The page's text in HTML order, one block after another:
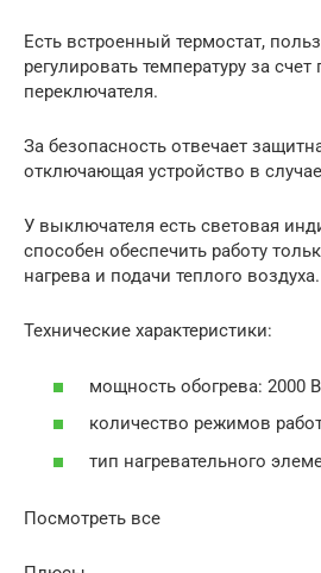
Есть встроенный термостат,
регулировать температуру за
переключателя.
За безопасность отвечает
отключающая устройство в
У выключателя есть световая
способен обеспечить работу
нагрева и подачи теплого воздуха.
Технические характеристики:
мощность обогрева: 2000
количество режимов
тип нагревательного
Посмотреть все